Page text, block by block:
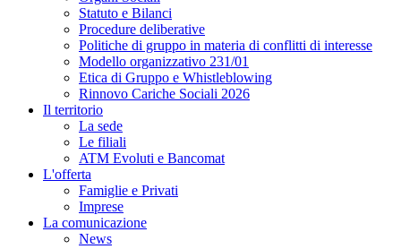
Statuto e Bilanci
Procedure deliberative
Politiche di gruppo in materia di conflitti di interesse
Modello organizzativo 231/01
Etica di Gruppo e Whistleblowing
Rinnovo Cariche Sociali 2026
Il territorio
La sede
Le filiali
ATM Evoluti e Bancomat
L'offerta
Famiglie e Privati
Imprese
La comunicazione
News